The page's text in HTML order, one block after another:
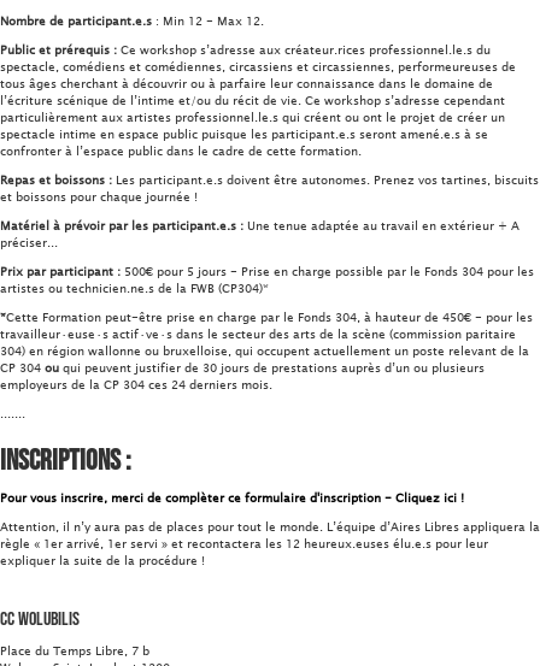
Nombre de participant.e.s : Min 12 - Max 12.
Public et prérequis : Ce workshop s’adresse aux créateur.rices professionnel.le.s du
spectacle, comédiens et comédiennes, circassiens et circassiennes, performeureuses de
tous âges cherchant à découvrir ou à parfaire leur connaissance dans le domaine de
l’écriture scénique de l’intime et/ou du récit de vie. Ce workshop s’adresse cependant
particulièrement aux artistes professionnel.le.s qui créent ou ont le projet de créer un
spectacle intime en espace public puisque les participant.e.s seront amené.e.s à se
confronter à l’espace public dans le cadre de cette formation.
Repas et boissons : Les participant.e.s doivent être autonomes. Prenez vos tartines, biscuits
et boissons pour chaque journée !
Matériel à prévoir par les participant.e.s : Une tenue adaptée au travail en extérieur + A
préciser...
Prix par participant : 500€ pour 5 jours - Prise en charge possible par le Fonds 304 pour les
artistes ou technicien.ne.s de la FWB (CP304)*
*Cette Formation peut-être prise en charge par le Fonds 304, à hauteur de 450€ - pour les
travailleur·euse·s actif·ve·s dans le secteur des arts de la scène (commission paritaire
304) en région wallonne ou bruxelloise, qui occupent actuellement un poste relevant de la
CP 304 ou qui peuvent justifier de 30 jours de prestations auprès d’un ou plusieurs
employeurs de la CP 304 ces 24 derniers mois.
.......
Inscriptions :
Pour vous inscrire, merci de complèter ce formulaire d'inscription - Cliquez ici !
Attention, il n’y aura pas de places pour tout le monde. L’équipe d’Aires Libres appliquera la
règle « 1er arrivé, 1er servi » et recontactera les 12 heureux.euses élu.e.s pour leur
expliquer la suite de la procédure !
CC Wolubilis
Place du Temps Libre, 7 b